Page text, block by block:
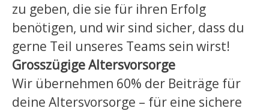
zu geben, die sie für ihren Erfolg
benötigen, und wir sind sicher, dass du
gerne Teil unseres Teams sein wirst!
Grosszügige Altersvorsorge
Wir übernehmen 60% der Beiträge für
deine Altersvorsorge – für eine sichere